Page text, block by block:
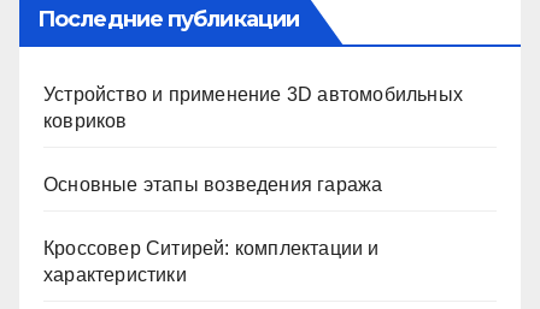
Последние публикации
Устройство и применение 3D автомобильных
ковриков
Основные этапы возведения гаража
Кроссовер Ситирей: комплектации и
характеристики